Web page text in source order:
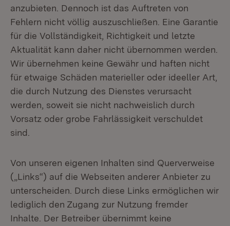
anzubieten. Dennoch ist das Auftreten von
Fehlern nicht völlig auszuschließen. Eine Garantie
für die Vollständigkeit, Richtigkeit und letzte
Aktualität kann daher nicht übernommen werden.
Wir übernehmen keine Gewähr und haften nicht
für etwaige Schäden materieller oder ideeller Art,
die durch Nutzung des Dienstes verursacht
werden, soweit sie nicht nachweislich durch
Vorsatz oder grobe Fahrlässigkeit verschuldet
sind.
Von unseren eigenen Inhalten sind Querverweise
(„Links“) auf die Webseiten anderer Anbieter zu
unterscheiden. Durch diese Links ermöglichen wir
lediglich den Zugang zur Nutzung fremder
Inhalte. Der Betreiber übernimmt keine